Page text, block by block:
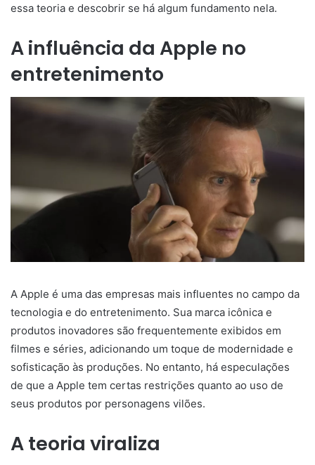
essa teoria e descobrir se há algum fundamento nela.
A influência da Apple no
entretenimento
A Apple é uma das empresas mais influentes no campo da
tecnologia e do entretenimento. Sua marca icônica e
produtos inovadores são frequentemente exibidos em
filmes e séries, adicionando um toque de modernidade e
sofisticação às produções. No entanto, há especulações
de que a Apple tem certas restrições quanto ao uso de
seus produtos por personagens vilões.
A teoria viraliza